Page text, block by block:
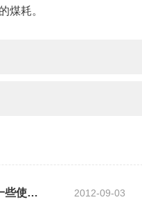
煤耗。
煤泥烘干机物料中对于一些使用过程我们需要慎重分析
2012-09-03